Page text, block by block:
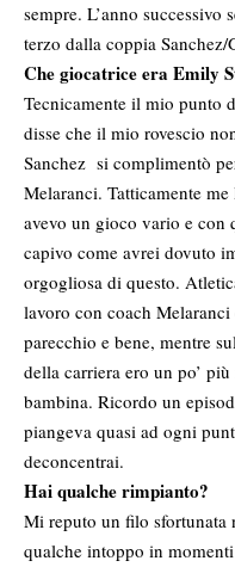
sempre. L’anno successivo
terzo dalla coppia
Che giocatrice era Emily
Tecnicamente il mio punto
disse che il mio rovescio
Sanchez si complimentò
Melaranci. Tatticamente
avevo un gioco vario e con
capivo come avrei dovuto
orgogliosa di questo.
lavoro con coach
parecchio e bene, mentre
della carriera ero un po’
bambina. Ricordo un
piangeva quasi ad ogni
deconcentrai.
Hai qualche rimpianto?
Mi reputo un filo sfortunata
qualche intoppo in